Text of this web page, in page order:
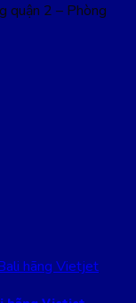
quận 2 – Phòng